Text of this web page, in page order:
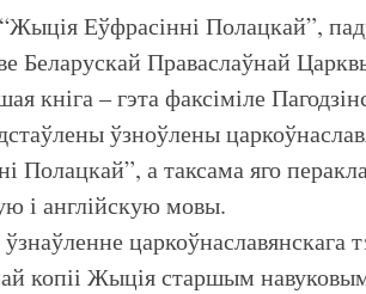
Еўфрасінні Полацкай”,
Беларускай Праваслаўнай
кніга – гэта факсіміле
ўзноўлены
Полацкай”, а таксама яго
і англійскую мовы.
царкоўнаславянскага
копіі Жыція старшым